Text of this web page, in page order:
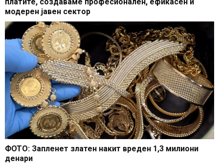
платите, создаваме професионален, ефикасен и
модерен јавен сектор
ФОТО: Запленет златен накит вреден 1,3 милиони
денари